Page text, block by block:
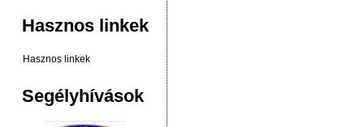
Hasznos linkek
Hasznos linkek
Segélyhívások